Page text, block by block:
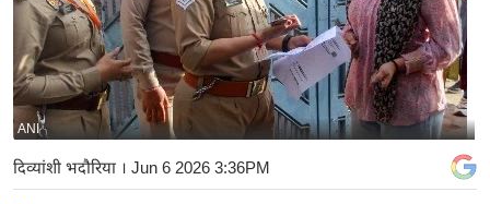
त
र्रा
ष्ट्री
य
बि
ज़
ने
ANI
दिव्यांशी भदौरिया । Jun 6 2026 3:36PM